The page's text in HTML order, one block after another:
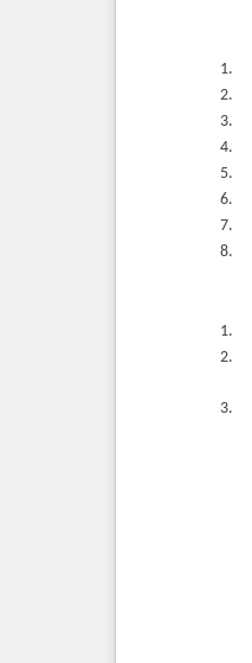
1.
2.
3.
4.
5.
6.
7.
8.
1.
2.
3.